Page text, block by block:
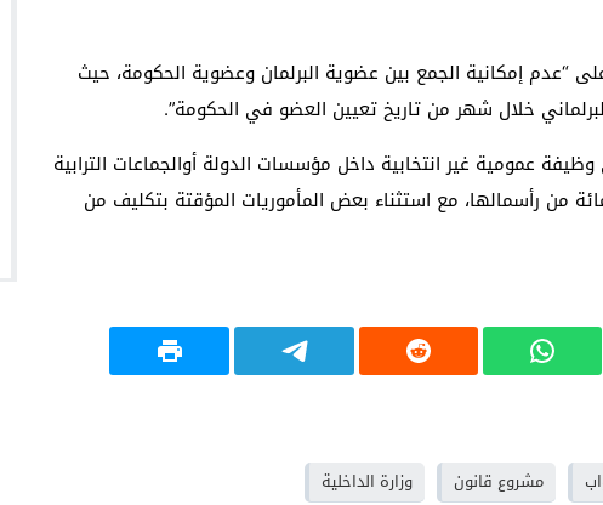
نفس القانون، على “عدم إمكانية الجمع بين عضوية البرلمان وعضوية الحكومة، حيث
خلال شهر من تاريخ تعيين العضو في الحكومة”.
عمومية غير انتخابية داخل مؤسسات الدولة أوالجماعات الترابية
تملك الدولة أكثر من 30 في المائة من رأسمالها، مع استثناء بعض المأموريات المؤقتة بتكليف من
مشروع قانون وزارة الداخلية